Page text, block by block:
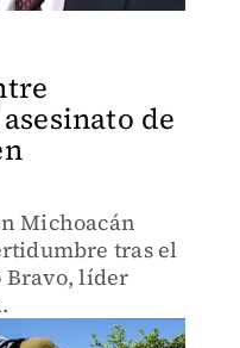
de
Michoacán
tras el
Bravo, líder